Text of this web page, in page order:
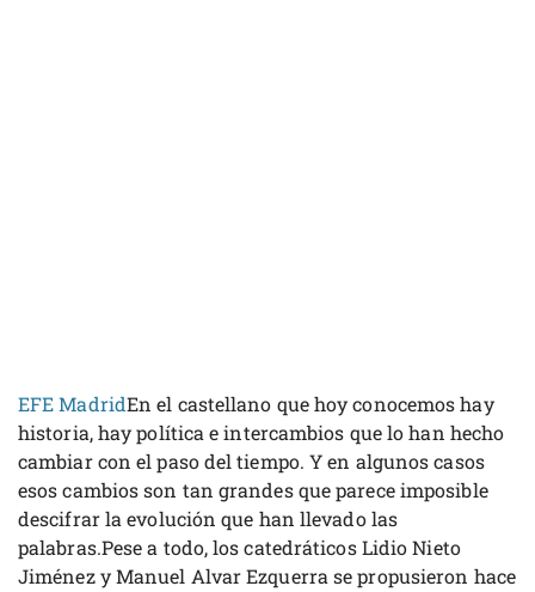
EFE MadridEn el castellano que hoy conocemos hay
historia, hay política e intercambios que lo han hecho
cambiar con el paso del tiempo. Y en algunos casos
esos cambios son tan grandes que parece imposible
descifrar la evolución que han llevado las
palabras.Pese a todo, los catedráticos Lidio Nieto
Jiménez y Manuel Alvar Ezquerra se propusieron hace